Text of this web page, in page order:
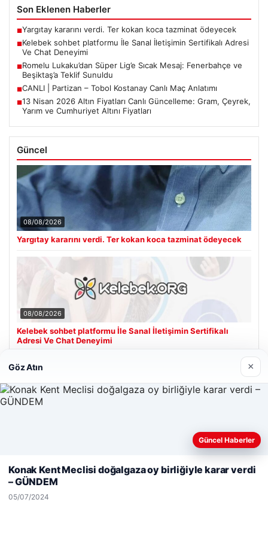
Son Eklenen Haberler
■Yargıtay kararını verdi. Ter kokan koca tazminat ödeyecek
■Kelebek sohbet platformu İle Sanal İletişimin Sertifikalı Adresi
Ve Chat Deneyimi
■Romelu Lukaku’dan Süper Lig’e Sıcak Mesaj: Fenerbahçe ve
Beşiktaş’a Teklif Sunuldu
■CANLI | Partizan – Tobol Kostanay Canlı Maç Anlatımı
■13 Nisan 2026 Altın Fiyatları Canlı Güncelleme: Gram, Çeyrek,
Yarım ve Cumhuriyet Altını Fiyatları
Güncel
08/08/2026
Yargıtay kararını verdi. Ter kokan koca tazminat ödeyecek
08/08/2026
Kelebek sohbet platformu İle Sanal İletişimin Sertifikalı
Adresi Ve Chat Deneyimi
Son Eklenen Firmalar
Web sitemizi nasıl kullandığınızı daha iyi anlayabilmek,
kullanıyoruz.Çerez Politikamız
Göz Atın ×
Güncel Haberler
Konak Kent Meclisi doğalgaza oy birliğiyle karar verdi
– GÜNDEM
05/07/2024